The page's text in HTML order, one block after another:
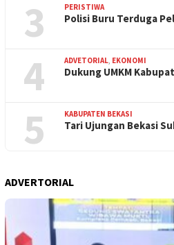
3 PERISTIWA
Polisi Buru Terduga
4 ADVETORIAL, EKONOMI
Dukung UMKM
5 KABUPATEN BEKASI
Tari Ujungan Bekasi
ADVERTORIAL